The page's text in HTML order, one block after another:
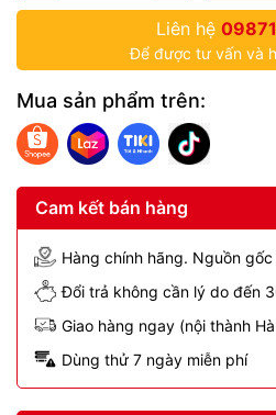
Liên hệ
Để được tư vấn và
Mua sản phẩm trên:
Cam kết bán hàng
Hàng chính hãng. Nguồn
Đổi trả không cần lý do đến
Giao hàng ngay (nội thành
Dùng thử 7 ngày miễn phí